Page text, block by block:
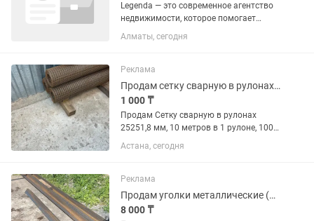
Legenda — это современное агентство
недвижимости, которое помогает
клиентам уверенно и безопасно
проводить сделки с жильём. Компания
и аренде недвижимости,...
Алматы, сегодня
Реклама
Продам сетку сварную в рулонах 25х25х1,8 мм
1 000 ₸
Продам Сетку сварную в рулонах
25251,8 мм, 10 метров в 1 рулоне, 1000
тг за 1 метр Всего есть 3 рулона
Самовывоз, адрес: жилой массив
Астана, сегодня
Реклама
Продам уголки металлические (125х125х10мм, 20 метров),самовывоз
8 000 ₸